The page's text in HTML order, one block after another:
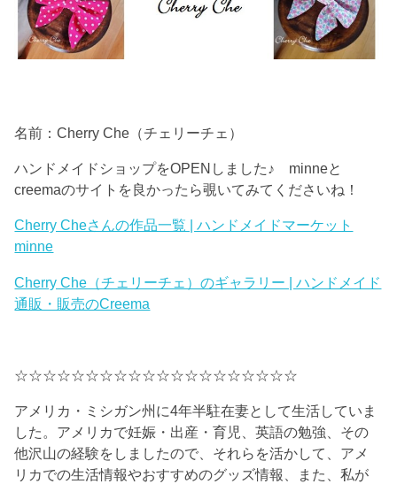
名前：Cherry Che（チェリーチェ）
ハンドメイドショップをOPENしました♪ minneと
creemaのサイトを良かったら覗いてみてくださいね！
Cherry Cheさんの作品一覧 | ハンドメイドマーケット
minne
Cherry Che（チェリーチェ）のギャラリー | ハンドメイド
通販・販売のCreema
☆☆☆☆☆☆☆☆☆☆☆☆☆☆☆☆☆☆☆☆
アメリカ・ミシガン州に4年半駐在妻として生活していま
した。アメリカで妊娠・出産・育児、英語の勉強、その
他沢山の経験をしましたので、それらを活かして、アメ
リカでの生活情報やおすすめのグッズ情報、また、私が